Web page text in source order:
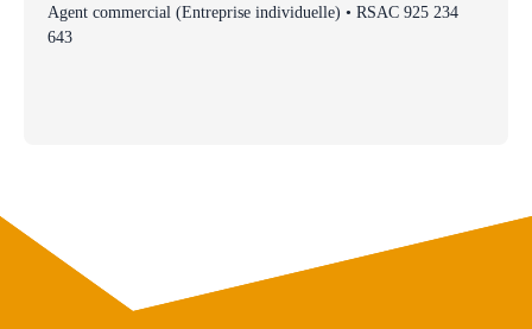
Agent commercial (Entreprise individuelle) • RSAC 925 234
643